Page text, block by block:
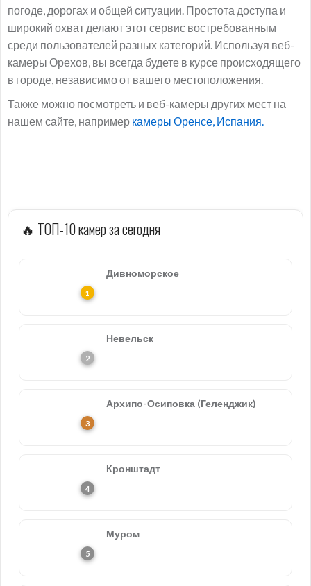
погоде, дорогах и общей ситуации. Простота доступа и
широкий охват делают этот сервис востребованным
среди пользователей разных категорий. Используя веб-
камеры Орехов, вы всегда будете в курсе происходящего
в городе, независимо от вашего местоположения.
Также можно посмотреть и веб-камеры других мест на
нашем сайте, например камеры Оренсе, Испания.
🔥 ТОП-10 камер за сегодня
Дивноморское
Невельск
Архипо-Осиповка (Геленджик)
Кронштадт
Муром